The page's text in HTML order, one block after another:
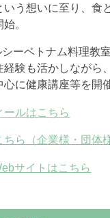
いう想いに至り、食
。
ーベトナム料理教
験も活かしながら
に健康講座等を開
ールはこちら
ら（企業様・団体様
サイトはこちら